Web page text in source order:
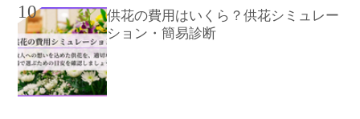
10
供花の費用はいくら？供花シミュレー
ション・簡易診断